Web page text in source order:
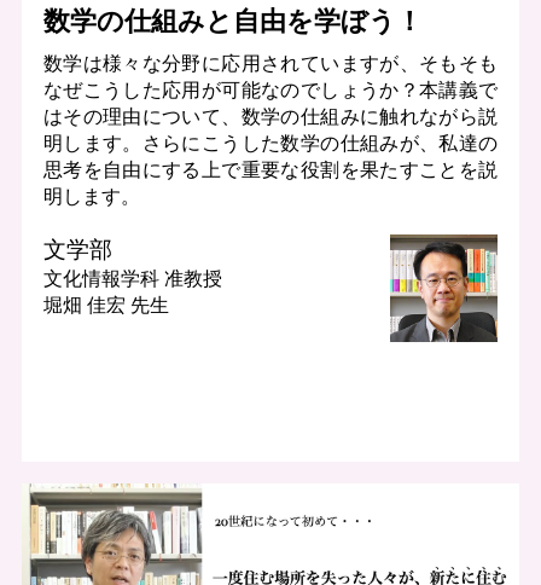
数学の仕組みと自由を学ぼう！
数学は様々な分野に応用されていますが、そもそも
なぜこうした応用が可能なのでしょうか？本講義で
はその理由について、数学の仕組みに触れながら説
明します。さらにこうした数学の仕組みが、私達の
思考を自由にする上で重要な役割を果たすことを説
明します。
文学部
文化情報学科 准教授
堀畑 佳宏 先生